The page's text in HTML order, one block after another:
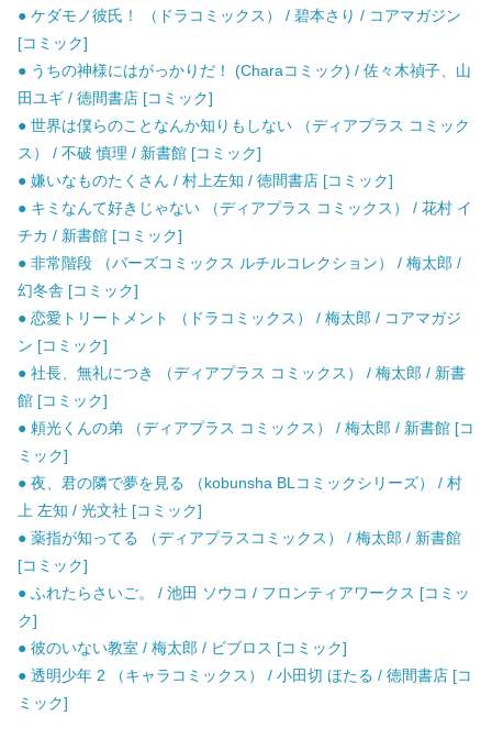
● ケダモノ彼氏！ （ドラコミックス） / 碧本さり / コアマガジン
[コミック]
● うちの神様にはがっかりだ！ (Charaコミック) / 佐々木禎子、山
田ユギ / 徳間書店 [コミック]
● 世界は僕らのことなんか知りもしない （ディアプラス コミック
ス） / 不破 慎理 / 新書館 [コミック]
● 嫌いなものたくさん / 村上左知 / 徳間書店 [コミック]
● キミなんて好きじゃない （ディアプラス コミックス） / 花村 イ
チカ / 新書館 [コミック]
● 非常階段 （バーズコミックス ルチルコレクション） / 梅太郎 /
幻冬舎 [コミック]
● 恋愛トリートメント （ドラコミックス） / 梅太郎 / コアマガジ
ン [コミック]
● 社長、無礼につき （ディアプラス コミックス） / 梅太郎 / 新書
館 [コミック]
● 頼光くんの弟 （ディアプラス コミックス） / 梅太郎 / 新書館 [コ
ミック]
● 夜、君の隣で夢を見る （kobunsha BLコミックシリーズ） / 村
上 左知 / 光文社 [コミック]
● 薬指が知ってる （ディアプラスコミックス） / 梅太郎 / 新書館
[コミック]
● ふれたらさいご。 / 池田 ソウコ / フロンティアワークス [コミッ
ク]
● 彼のいない教室 / 梅太郎 / ビブロス [コミック]
● 透明少年 2 （キャラコミックス） / 小田切 ほたる / 徳間書店 [コ
ミック]